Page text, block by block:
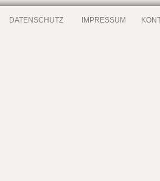
DATENSCHUTZ IMPRESSUM